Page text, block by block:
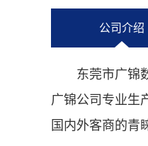
公司介绍
东莞市广锦
广锦公司专业生
国内外客商的青